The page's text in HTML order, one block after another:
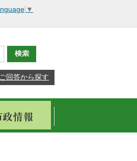
▼
回答から探す